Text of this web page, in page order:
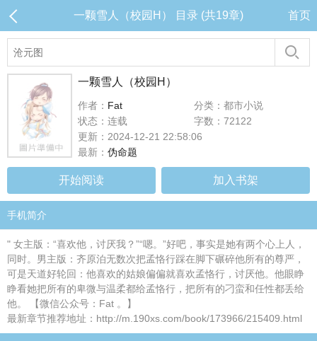
一颗雪人（校园H） 目录 (共19章) 首页
一颗雪人（校园H）
作者： Fat
分类：都市小说
状态：连载
字数：72122
更新：2024-12-21 22:58:06
最新： 伪命题
开始阅读 加入书架
手机简介
" 女主版：“喜欢他，讨厌我？”“嗯。”好吧，事实是她有两个心上人，
同时。男主版：齐原泊无数次把孟恪行踩在脚下碾碎他所有的尊严，
可是天道好轮回：他喜欢的姑娘偏偏就喜欢孟恪行，讨厌他。他眼睁
睁看她把所有的卑微与温柔都给孟恪行，把所有的刁蛮和任性都丢给
他。 【微信公众号：Fat 。】
最新章节推荐地址：http://m.190xs.com/book/173966/215409.html